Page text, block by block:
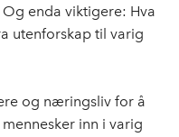
enda viktigere: Hva
utenforskap til varig
og næringsliv for å
inn i varig